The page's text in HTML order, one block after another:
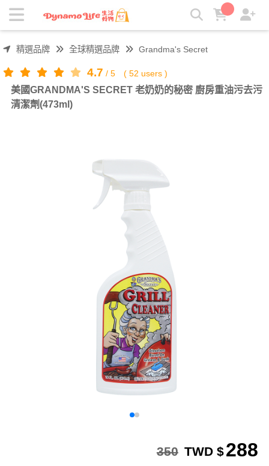
美國GRANDMA'S SECRET 老奶奶的秘密 廚房重油污去污清
潔劑(473ml) | 吸引力生活好物
精選品牌 全球精選品牌 Grandma's Secret
4.7 / 5 ( 52 users )
美國GRANDMA'S SECRET 老奶奶的秘密 廚房重油污去污
清潔劑(473ml)
288
TWD $
350